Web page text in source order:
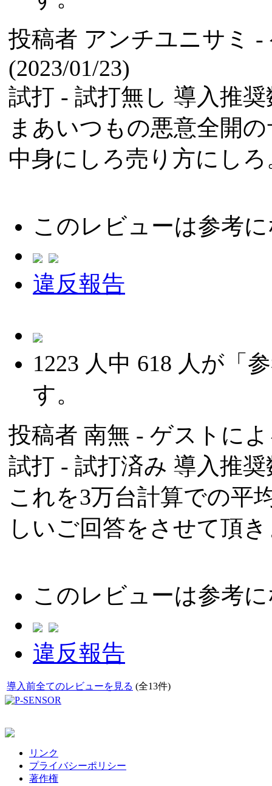
投稿者 アンチユニサミ -
(2023/01/23)
試打 - 試打無し 導入推
まあいつもの悪意全開
中身にしろ売り方にしろ
このレビューは参考
違反報告
1223 人中 618 人が「
す。
投稿者 南無 - ゲストに
試打 - 試打済み 導入推
これを3万台計算での平
しいご回答をさせて頂
このレビューは参考
違反報告
導入前全てのレビューを見る (全13件)
リンク
プライバシーポリシー
著作権